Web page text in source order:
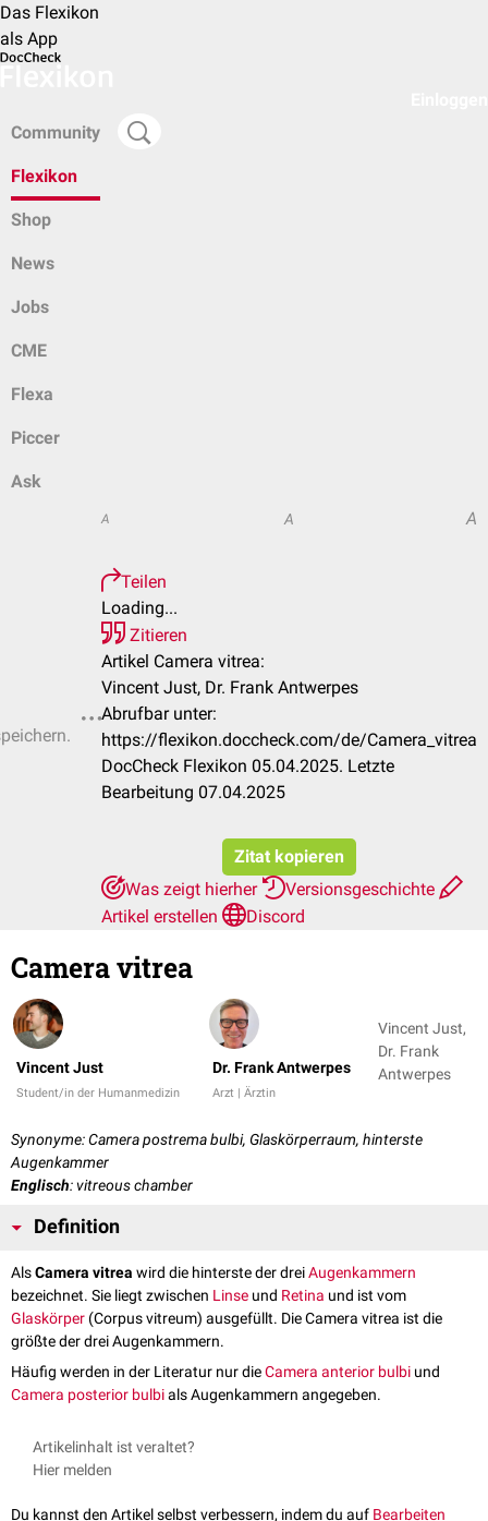
Das Flexikon
als App
Community
Flexikon
Shop
News
Jobs
CME
Flexa
Piccer
Ask
A A A
Teilen
Loading...
Zitieren
Artikel Camera vitrea:
Vincent Just, Dr. Frank Antwerpes
Abrufbar unter:
https://flexikon.doccheck.com/de/Camera_vitrea
DocCheck Flexikon 05.04.2025. Letzte
Bearbeitung 07.04.2025
Zitat kopieren
Was zeigt hierher
Versionsgeschichte
Artikel erstellen
Discord
Camera vitrea
Vincent Just
Student/in der Humanmedizin
Dr. Frank Antwerpes
Arzt | Ärztin
Vincent Just,
Dr. Frank
Antwerpes
Synonyme: Camera postrema bulbi, Glaskörperraum, hinterste
Augenkammer
Englisch: vitreous chamber
Definition
AlsCamera vitrea wird die hinterste der dreiAugenkammern
bezeichnet. Sie liegt zwischen Linse und Retina und ist vom
Glaskörper (Corpus vitreum) ausgefüllt. Die Camera vitrea ist die
größte der drei Augenkammern.
Häufig werden in der Literatur nur dieCamera anterior bulbi und
Camera posterior bulbials Augenkammern angegeben.
Artikelinhalt ist veraltet?
Hier melden
Du kannst den Artikel selbst verbessern, indem du auf Bearbeiten